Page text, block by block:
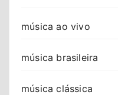
música ao vivo
música brasileira
música clássica